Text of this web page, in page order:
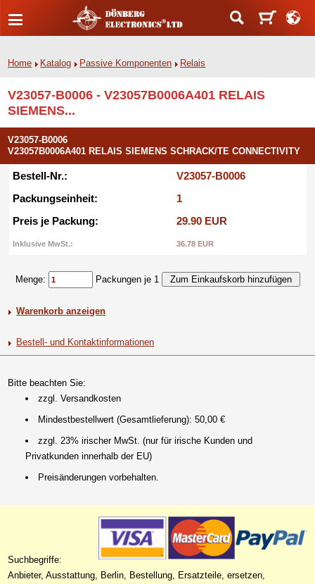
Home Katalog Passive Komponenten Relais
V23057-B0006 - V23057B0006A401 RELAIS
SIEMENS...
V23057-B0006
V23057B0006A401 RELAIS SIEMENS SCHRACK/TE CONNECTIVITY
Bestell-Nr.:
V23057-B0006
Packungseinheit:
1
Preis je Packung:
29.90 EUR
Inklusive MwSt.: 36.78 EUR
Menge: Packungen je 1
Warenkorb anzeigen
Bestell- und Kontaktinformationen
Bitte beachten Sie:
zzgl. Versandkosten
Mindestbestellwert (Gesamtlieferung): 50,00 €
zzgl. 23% irischer MwSt. (nur für irische Kunden und
Privatkunden innerhalb der EU)
Preisänderungen vorbehalten.
Suchbegriffe:
Anbieter, Ausstattung, Berlin, Bestellung, Ersatzteile, ersetzen,